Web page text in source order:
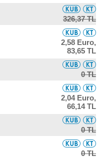
326,37 TL
2,58 Euro,
83,65 TL
0 TL
2,04 Euro,
66,14 TL
0 TL
0 TL